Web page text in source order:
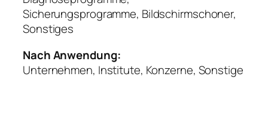
Sicherungsprogramme, Bildschirmschoner,
Sonstiges
Nach Anwendung:
Unternehmen, Institute, Konzerne, Sonstige